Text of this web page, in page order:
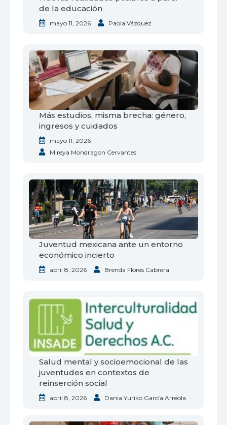
de la educación
mayo 11, 2026 Paola Vázquez
Más estudios, misma brecha: género,
ingresos y cuidados
mayo 11, 2026
Mireya Mondragon Cervantes
Juventud mexicana ante un entorno
económico incierto
abril 8, 2026 Brenda Flores Cabrera
Salud mental y socioemocional de las
juventudes en contextos de
reinserción social
abril 8, 2026 Dania Yuriko García Arreola